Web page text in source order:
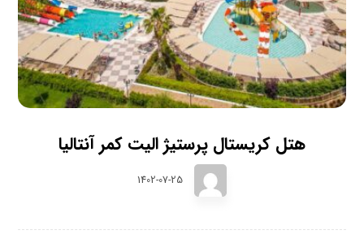
هتل کریستال پرستیژ الیت کمر آنتالیا
1402-07-25